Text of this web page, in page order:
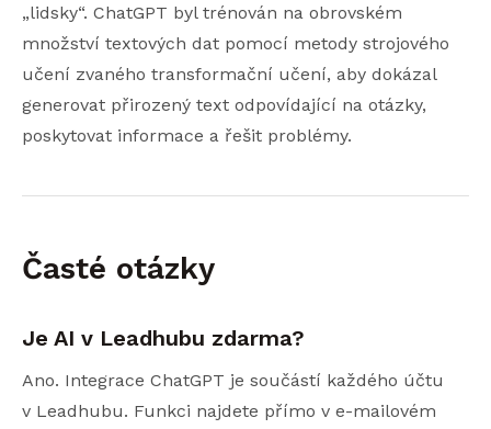
„lidsky“. ChatGPT byl trénován na obrovském
množství textových dat pomocí metody strojového
učení zvaného transformační učení, aby dokázal
generovat přirozený text odpovídající na otázky,
poskytovat informace a řešit problémy.
Časté otázky
Je AI v Leadhubu zdarma?
Ano. Integrace ChatGPT je součástí každého účtu
v Leadhubu. Funkci najdete přímo v e-mailovém